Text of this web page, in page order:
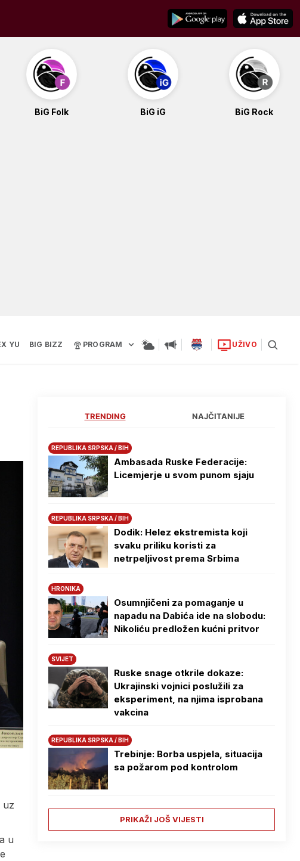
BiG Folk BiG iG BiG Rock
YU BIG BIZZ PROGRAM UŽIVO
uz
u
TRENDING NAJČITANIJE
REPUBLIKA SRPSKA / BIH
Ambasada Ruske Federacije:
Licemjerje u svom punom sjaju
REPUBLIKA SRPSKA / BIH
Dodik: Helez ekstremista koji
svaku priliku koristi za
netrpeljivost prema Srbima
HRONIKA
Osumnjičeni za pomaganje u
napadu na Dabića ide na slobodu:
Nikoliću predložen kućni pritvor
SVIJET
Ruske snage otkrile dokaze:
Ukrajinski vojnici poslužili za
eksperiment, na njima isprobana
vakcina
REPUBLIKA SRPSKA / BIH
Trebinje: Borba uspjela, situacija
sa požarom pod kontrolom
PRIKAŽI JOŠ VIJESTI